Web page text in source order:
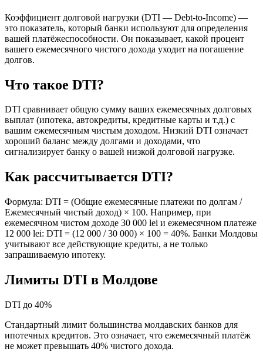
Коэффициент долговой нагрузки (DTI — Debt-to-Income) —
это показатель, который банки используют для определения
вашей платёжеспособности. Он показывает, какой процент
вашего ежемесячного чистого дохода уходит на погашение
долгов.
Что такое DTI?
DTI сравнивает общую сумму ваших ежемесячных долговых
выплат (ипотека, автокредиты, кредитные карты и т.д.) с
вашим ежемесячным чистым доходом. Низкий DTI означает
хороший баланс между долгами и доходами, что
сигнализирует банку о вашей низкой долговой нагрузке.
Как рассчитывается DTI?
Формула: DTI = (Общие ежемесячные платежи по долгам /
Ежемесячный чистый доход) × 100. Например, при
ежемесячном чистом доходе 30 000 lei и ежемесячном платеже
12 000 lei: DTI = (12 000 / 30 000) × 100 = 40%. Банки Молдовы
учитывают все действующие кредиты, а не только
запрашиваемую ипотеку.
Лимиты DTI в Молдове
DTI до 40%
Стандартный лимит большинства молдавских банков для
ипотечных кредитов. Это означает, что ежемесячный платёж
не может превышать 40% чистого дохода.